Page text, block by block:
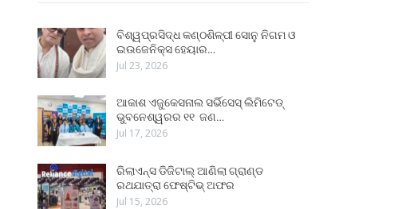
ବିଶ୍ୱପ୍ରସିଦ୍ଧ କଣ୍ଠଶିଳ୍ପୀ ସୋନୁ ନିଗମ ଓ
ଇଉଜେନିକ୍ସ ହେୟାର…
Jul 23, 2026
ଆକାଶ ଏଜୁକେସନାଲ ସର୍ଭିସେସ୍ ଲିମିଟେଡ୍
ଭୁବନେଶ୍ୱରର ୧୧ ଜଣ…
Jul 17, 2026
ରିଲାଏନ୍ସ ଡିଜିଟାଲ୍ ଆଣିଲା ଗ୍ରାଣ୍ଡ
ରଥଯାତ୍ରା ଫେଷ୍ଟିଭ୍ ଅଫର
Jul 15, 2026